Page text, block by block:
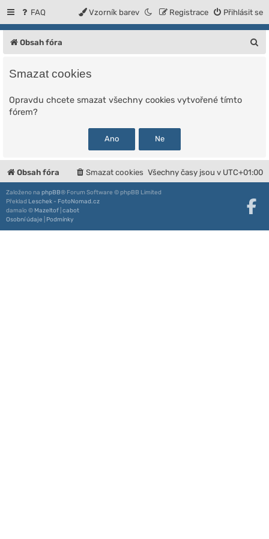
FAQ Přihlásit se
Registrace
Vzorník barev
Obsah fóra
Smazat cookies
Opravdu chcete smazat všechny cookies vytvořené tímto
fórem?
Obsah fóra Všechny časy jsou v UTC+01:00
Smazat cookies
Založeno na phpBB® Forum Software © phpBB Limited
Překlad Leschek - FotoNomad.cz
damaïo © Mazeltof cabot
Osobní údaje
Podmínky